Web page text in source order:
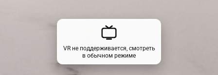
VR не поддерживается, смотреть
в обычном режиме